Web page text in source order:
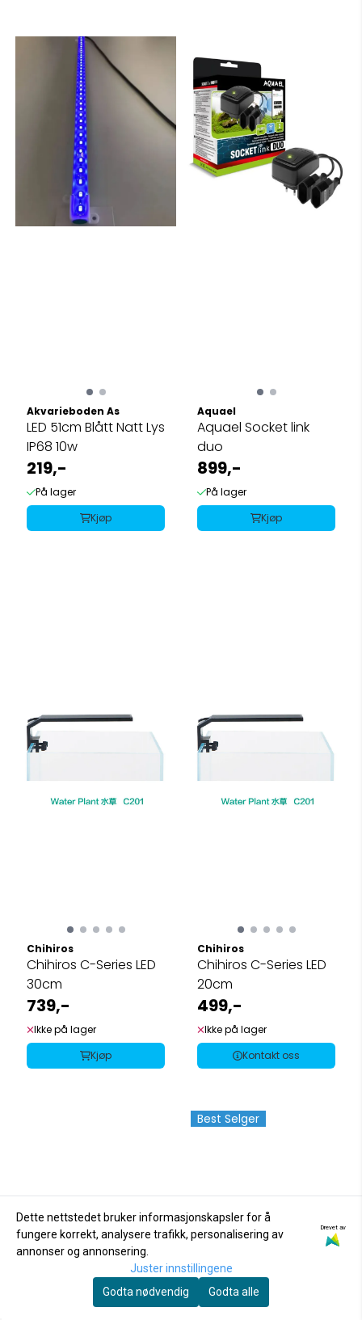
Akvarieboden As
LED 51cm Blått Natt Lys
IP68 10w
219,-
På lager
Kjøp
Aquael
Aquael Socket link
duo
899,-
På lager
Kjøp
Chihiros
Chihiros C-Series LED
30cm
739,-
Ikke på lager
Kjøp
Chihiros
Chihiros C-Series LED
20cm
499,-
Ikke på lager
Kontakt oss
Best Selger
Dette nettstedet bruker informasjonskapsler for å
fungere korrekt, analysere trafikk, personalisering av
annonser og annonsering.
Drevet av
Juster innstillingene
Godta nødvendig
Godta alle